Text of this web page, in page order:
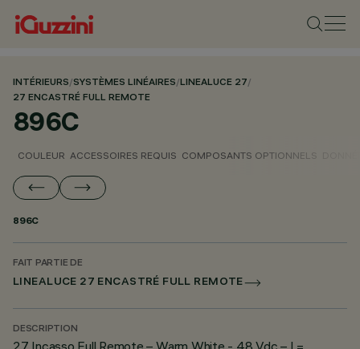
INTÉRIEURS/SYSTÈMES LINÉAIRES/LINEALUCE 27/
27 ENCASTRÉ FULL REMOTE
896C
COULEUR ACCESSOIRES REQUIS COMPOSANTS OPTIONNELS
896C
FAIT PARTIE DE
LINEALUCE 27 ENCASTRÉ FULL REMOTE
DESCRIPTION
27 Incasso Full Remote – Warm White - 48 Vdc – L=